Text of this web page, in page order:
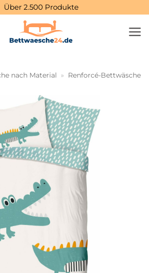
Über 2.500 Produkte
nach Material » Renforcé-Bettwäsche